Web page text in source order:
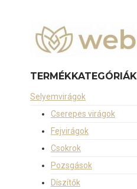
TERMÉKKATEGÓRIÁK
Selyemvirágok
Cserepes virágok
Fejvirágok
Csokrok
Pozsgások
Díszítők